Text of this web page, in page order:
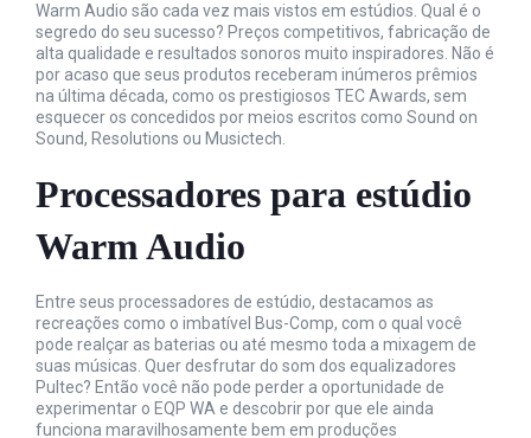
Warm Audio são cada vez mais vistos em estúdios. Qual é o
segredo do seu sucesso? Preços competitivos, fabricação de
alta qualidade e resultados sonoros muito inspiradores. Não é
por acaso que seus produtos receberam inúmeros prêmios
na última década, como os prestigiosos TEC Awards, sem
esquecer os concedidos por meios escritos como Sound on
Sound, Resolutions ou Musictech.
Processadores para estúdio
Warm Audio
Entre seus processadores de estúdio, destacamos as
recreações como o imbatível Bus-Comp, com o qual você
pode realçar as baterias ou até mesmo toda a mixagem de
suas músicas. Quer desfrutar do som dos equalizadores
Pultec? Então você não pode perder a oportunidade de
experimentar o EQP WA e descobrir por que ele ainda
funciona maravilhosamente bem em produções